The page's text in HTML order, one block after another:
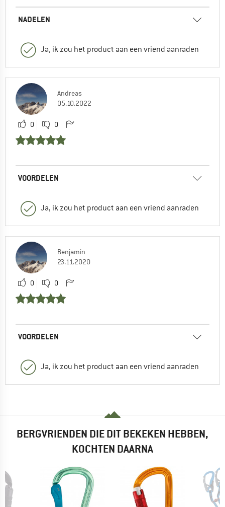
NADELEN
Ja, ik zou het product aan een vriend aanraden
Andreas
05.10.2022
0 0
VOORDELEN
Ja, ik zou het product aan een vriend aanraden
Benjamin
23.11.2020
0 0
VOORDELEN
Ja, ik zou het product aan een vriend aanraden
BERGVRIENDEN DIE DIT BEKEKEN HEBBEN,
KOCHTEN DAARNA